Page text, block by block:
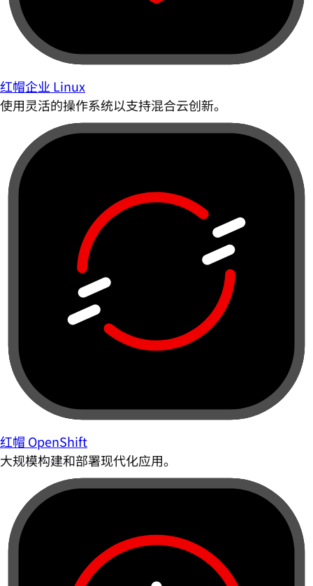
红帽企业 Linux
使用灵活的操作系统以支持混合云创新。
红帽 OpenShift
大规模构建和部署现代化应用。